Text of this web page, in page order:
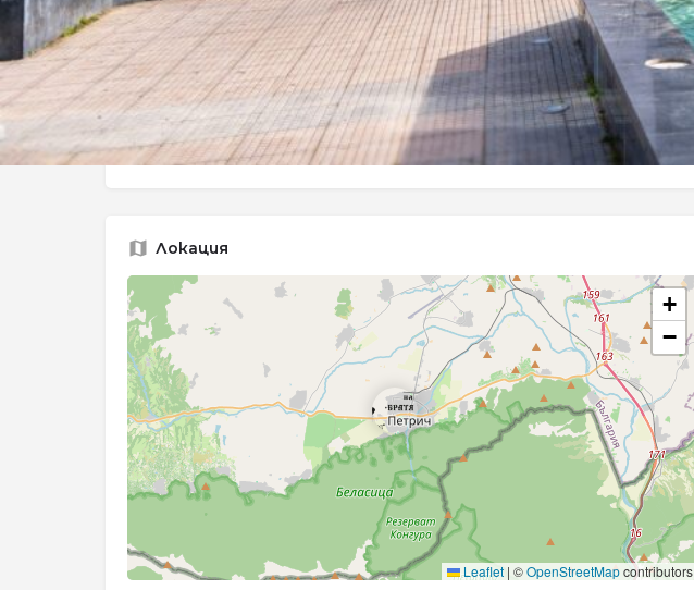
Основано през 1914 г., читалището има дългогодишна роля в
развитието на културния живот в града. Днес то развива
активна дейност с детски състави и школи по изкуствата, в
които участват над 200 деца, и организира концерти, изложби и
културни събития. Към читалището функционира и богата
библиотека с над 108 000 библиотечни документа, включително
редки и ценни издания.
Локация
+
−
Leaflet | ©OpenStreetMapcontributors